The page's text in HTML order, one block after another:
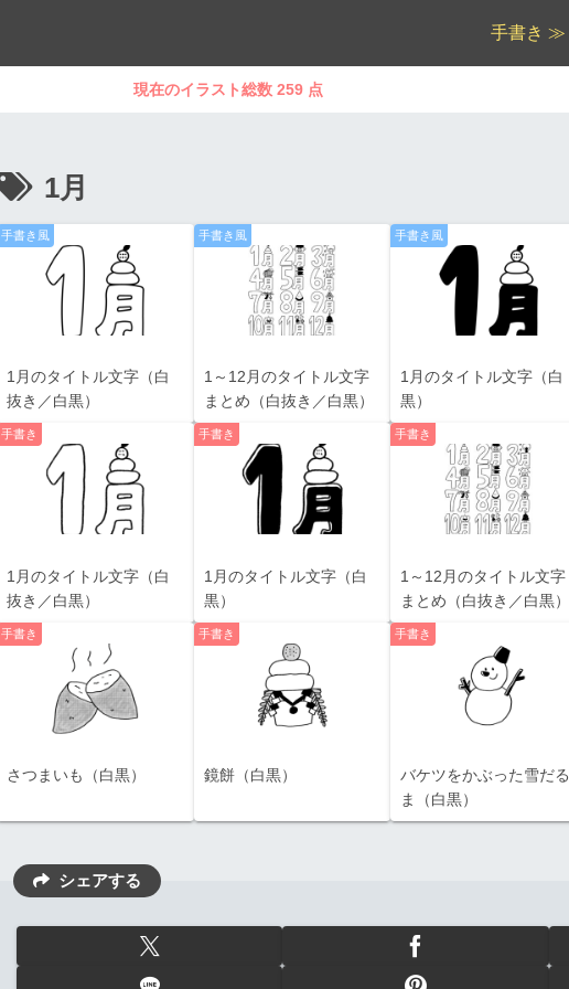
手書き ≫
現在のイラスト総数 259 点
1月
手書き風
1月のタイトル文字（白
抜き／白黒）
手書き風
1～12月のタイトル文字
まとめ（白抜き／白黒）
手書き風
1月のタイトル文字（白
黒）
手書き
1月のタイトル文字（白
抜き／白黒）
手書き
1月のタイトル文字（白
黒）
手書き
1～12月のタイトル文字
まとめ（白抜き／白黒）
手書き
さつまいも（白黒）
手書き
鏡餅（白黒）
手書き
バケツをかぶった雪だる
ま（白黒）
シェアする